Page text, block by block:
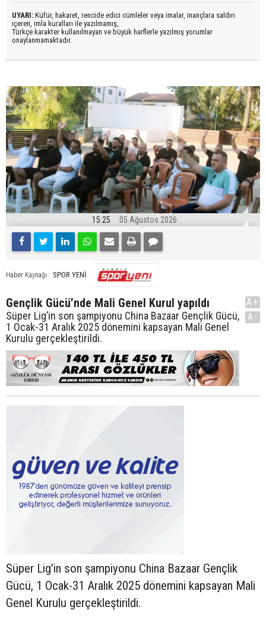
UYARI: Küfür, hakaret, rencide edici cümleler veya imalar, inançlara saldırı
içeren, imla kuralları ile yazılmamış,
Türkçe karakter kullanılmayan ve büyük harflerle yazılmış yorumlar
onaylanmamaktadır.
15:25 05 Ağustos 2026
Haber Kaynağı SPOR YENİ
Gençlik Gücü’nde Mali Genel Kurul yapıldı
Süper Lig’in son şampiyonu China Bazaar Gençlik Gücü,
1 Ocak-31 Aralık 2025 dönemini kapsayan Mali Genel
Kurulu gerçekleştirildi.
A+
A-
Süper Lig’in son şampiyonu China Bazaar Gençlik
Gücü, 1 Ocak-31 Aralık 2025 dönemini kapsayan Mali
Genel Kurulu gerçekleştirildi.